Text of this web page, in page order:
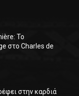
Το
στο Charles de
στην καρδιά